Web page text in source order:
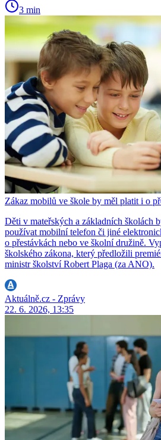
3 min
Zákaz mobilů ve škole by měl platit i o
Děti v mateřských a základních školách
používat mobilní telefon či jiné
o přestávkách nebo ve školní družině.
školského zákona, který předložili
ministr školství Robert Plaga (za ANO).
Aktuálně.cz - Zprávy
22. 6. 2026, 13:35